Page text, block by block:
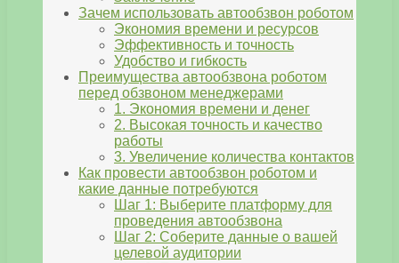
Зачем использовать автообзвон роботом
Экономия времени и ресурсов
Эффективность и точность
Удобство и гибкость
Преимущества автообзвона роботом
перед обзвоном менеджерами
1. Экономия времени и денег
2. Высокая точность и качество
работы
3. Увеличение количества контактов
Как провести автообзвон роботом и
какие данные потребуются
Шаг 1: Выберите платформу для
проведения автообзвона
Шаг 2: Соберите данные о вашей
целевой аудитории